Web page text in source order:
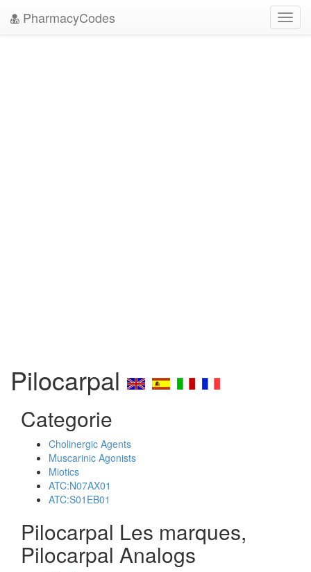
PharmacyCodes
Pilocarpal
Categorie
Cholinergic Agents
Muscarinic Agonists
Miotics
ATC:N07AX01
ATC:S01EB01
Pilocarpal Les marques,
Pilocarpal Analogs